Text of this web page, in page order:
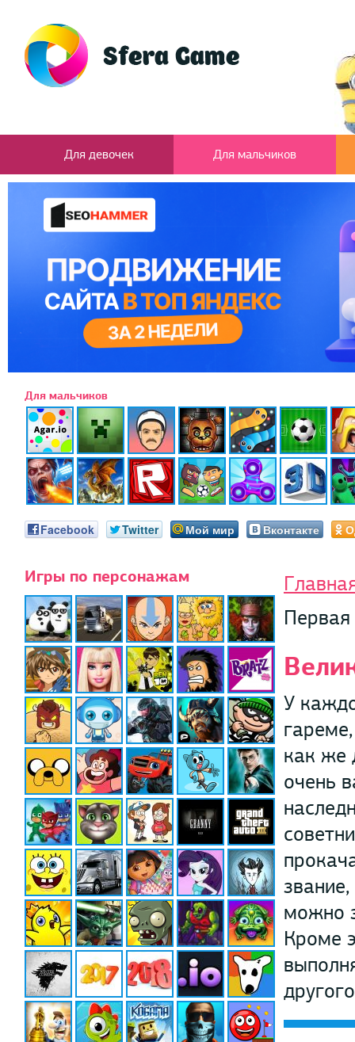
Для девочек Для мальчиков
Для мальчиков
Facebook Twitter Мой мир Вконтакте
Игры по персонажам
У
как же
очень
можно
Кроме